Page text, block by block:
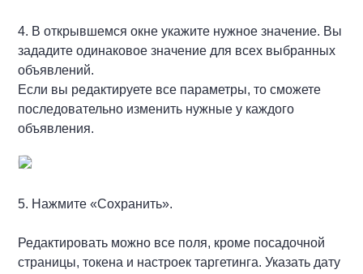
4. В открывшемся окне укажите нужное значение. Вы
зададите одинаковое значение для всех выбранных
объявлений.
Если вы редактируете все параметры, то сможете
последовательно изменить нужные у каждого
объявления.
5. Нажмите «Сохранить».
Редактировать можно все поля, кроме посадочной
страницы, токена и настроек таргетинга. Указать дату